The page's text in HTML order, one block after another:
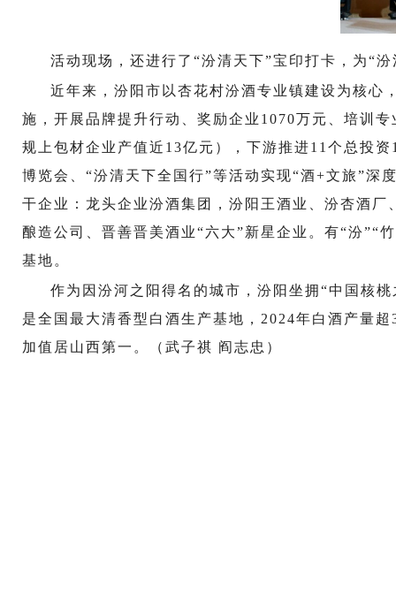
活动现场，还进行了“汾清天下”宝印打卡，为“
近年来，汾阳市以杏花村汾酒专业镇建设为核心
施，开展品牌提升行动、奖励企业1070万元、培训
规上包材企业产值近13亿元），下游推进11个总投
博览会、“汾清天下全国行”等活动实现“酒+文旅”深
干企业：龙头企业汾酒集团，汾阳王酒业、汾杏酒
酿造公司、晋善晋美酒业“六大”新星企业。有“汾”“
基地。
作为因汾河之阳得名的城市，汾阳坐拥“中国核
是全国最大清香型白酒生产基地，2024年白酒产量
加值居山西第一。（武子祺 阎志忠）